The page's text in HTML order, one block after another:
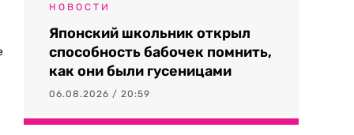
НОВОСТИ
Японский школьник открыл
способность бабочек помнить,
как они были гусеницами
06.08.2026 / 20:59